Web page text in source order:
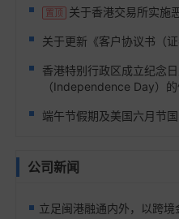
置顶 关于香港交易所实施
关于更新《客户协议书（
香港特别行政区成立纪念
（Independence Day）
端午节假期及美国六月节
公司新闻
立足闽港融通内外，以跨境金融新优势赋能高质量发展 ——兴证国